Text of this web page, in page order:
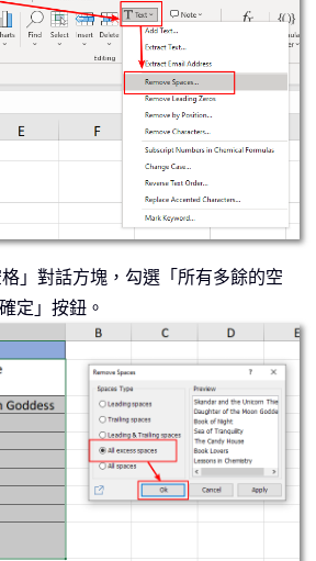
」對話方塊，勾選「所有多餘的空
定」按鈕。